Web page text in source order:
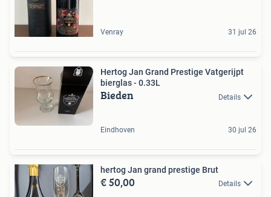
Venray 31 jul 26
Hertog Jan Grand Prestige Vatgerijpt
bierglas - 0.33L
Bieden Details
Eindhoven 30 jul 26
hertog Jan grand prestige Brut
€ 50,00 Details